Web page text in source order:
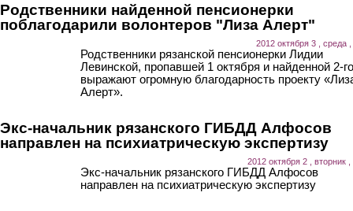
Родственники найденной пенсионерки
поблагодарили волонтеров "Лиза Алерт"
2012 октября 3 , среда ,
Родственники рязанской пенсионерки Лидии
Левинской, пропавшей 1 октября и найденной 2-
выражают огромную благодарность проекту
Алерт».
Экс-начальник рязанского ГИБДД Алфосов
направлен на психиатрическую экспертизу
2012 октября 2 , вторник ,
Экс-начальник рязанского ГИБДД Алфосов
направлен на психиатрическую экспертизу